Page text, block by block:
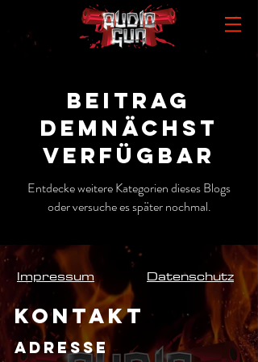
Beitrag
demnächst
verfügbar
Entdecke weitere Kategorien dieses Blogs
oder versuche es später nochmal.
Impressum Datenschutz
KONTAKT
ADRESSE